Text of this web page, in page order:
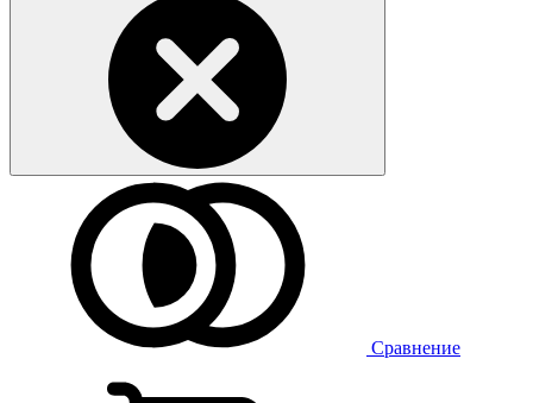
Сравнение